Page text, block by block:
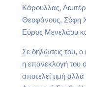
Κάρουλλας,
Θεοφάνους, Σόφη
Εύρος Μενελάου
Σε δηλώσεις του, ο
η επανεκλογή του
αποτελεί τιμή